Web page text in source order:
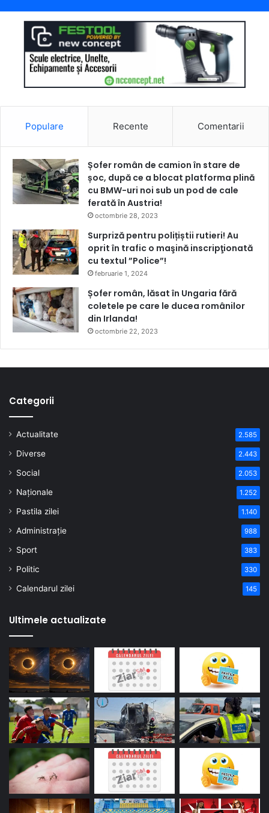
Populare Recente Comentarii
Șofer român de camion în stare de
șoc, după ce a blocat platforma plină
cu BMW-uri noi sub un pod de cale
ferată în Austria!
octombrie 28, 2023
Surpriză pentru polițiștii rutieri! Au
oprit în trafic o maşină inscripţionată
cu textul ”Police”!
februarie 1, 2024
Șofer român, lăsat în Ungaria fără
coletele pe care le ducea românilor
din Irlanda!
octombrie 22, 2023
Categorii
Actualitate 2.585
Diverse 2.443
Social 2.053
Naționale 1.252
Pastila zilei 1.140
Administrație 988
Sport 383
Politic 330
Calendarul zilei 145
Ultimele actualizate